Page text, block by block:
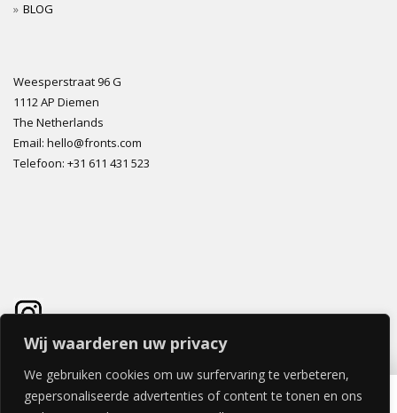
Wij waarderen uw privacy
We gebruiken cookies om uw surfervaring te verbeteren,
gepersonaliseerde advertenties of content te tonen en ons
BLOG
Weesperstraat 96 G
1112 AP Diemen
The Netherlands
Email: hello@fronts.com
Telefoon: +31 611 431 523
HERITAGE HORIZONTALE DEUR 60x40cm